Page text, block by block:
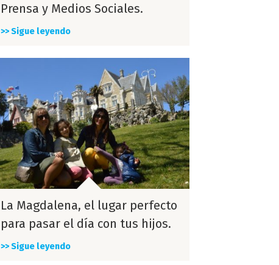
Prensa y Medios Sociales.
>> Sigue leyendo
La Magdalena, el lugar perfecto
para pasar el día con tus hijos.
>> Sigue leyendo